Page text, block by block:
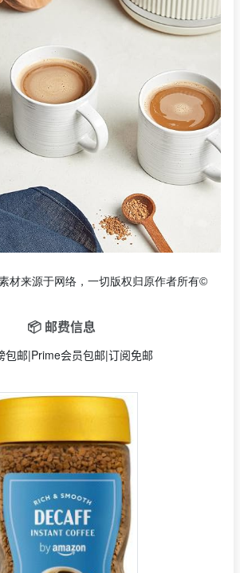
材来源于网络，一切版权归原作者所有©
📦 邮费信息
包邮|Prime会员包邮|订阅免邮